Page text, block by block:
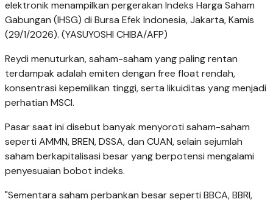
elektronik menampilkan pergerakan Indeks Harga Saham
Gabungan (IHSG) di Bursa Efek Indonesia, Jakarta, Kamis
(29/1/2026). (YASUYOSHI CHIBA/AFP)
Reydi menuturkan, saham-saham yang paling rentan
terdampak adalah emiten dengan free float rendah,
konsentrasi kepemilikan tinggi, serta likuiditas yang menjadi
perhatian MSCI.
Pasar saat ini disebut banyak menyoroti saham-saham
seperti AMMN, BREN, DSSA, dan CUAN, selain sejumlah
saham berkapitalisasi besar yang berpotensi mengalami
penyesuaian bobot indeks.
"Sementara saham perbankan besar seperti BBCA, BBRI,